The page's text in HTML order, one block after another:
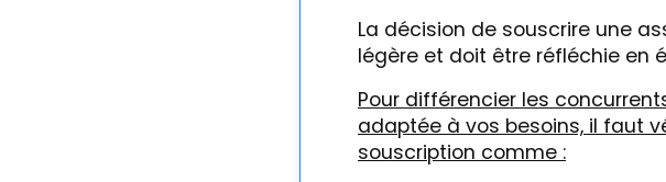
La décision de souscrire une
légère et doit être réfléchie en
Pour différencier les
adaptée à vos besoins, il faut
souscription comme :